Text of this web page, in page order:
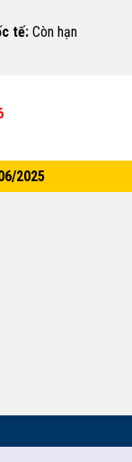
tế:Còn hạn
2025